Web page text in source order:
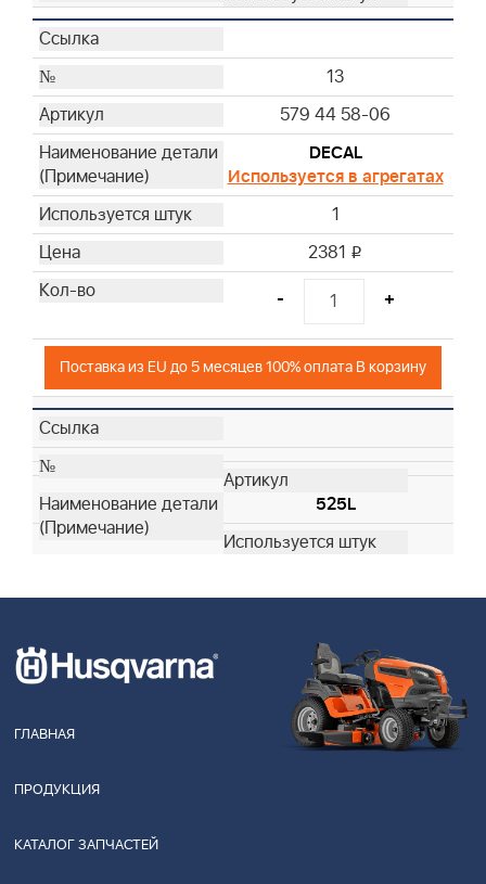
13
579 44 58-06
DECAL
Используется в агрегатах
1
2381 i
- +
Поставка из EU до 5 месяцев 100% оплата В корзину
525L
ГЛАВНАЯ
ПРОДУКЦИЯ
КАТАЛОГ ЗАПЧАСТЕЙ